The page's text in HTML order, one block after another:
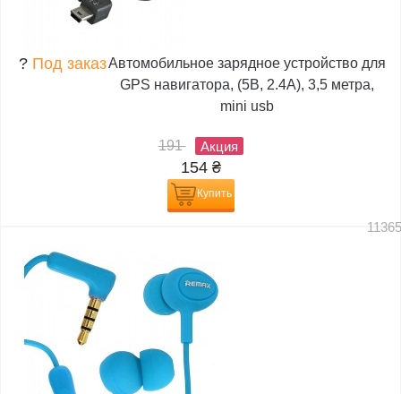
? Под заказАвтомобильное зарядное устройство для
GPS навигатора, (5В, 2.4А), 3,5 метра,
mini usb
191 Акция
154 ₴
Купить